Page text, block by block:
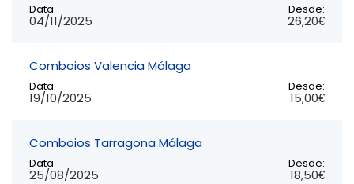
Data:
04/11/2025
Desde:
26,20€
Comboios Valencia Málaga
Data:
19/10/2025
Desde:
15,00€
Comboios Tarragona Málaga
Data:
25/08/2025
Desde:
18,50€